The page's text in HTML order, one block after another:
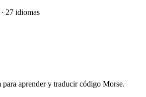
27 idiomas
aprender y traducir código Morse.